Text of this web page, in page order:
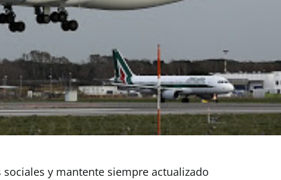
sociales y mantente siempre actualizado